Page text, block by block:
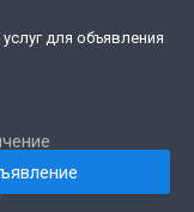
для объявления